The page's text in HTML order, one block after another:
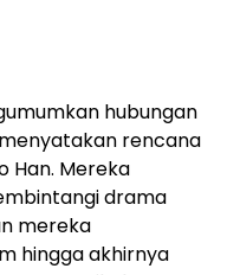
hubungan
rencana
Han. Mereka
drama
mereka
hingga akhirnya